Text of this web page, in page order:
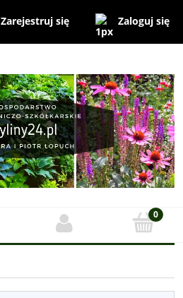
Zarejestruj się Zaloguj się